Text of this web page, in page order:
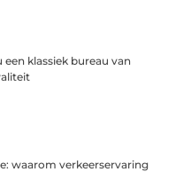
een klassiek bureau van
waarom verkeerservaring